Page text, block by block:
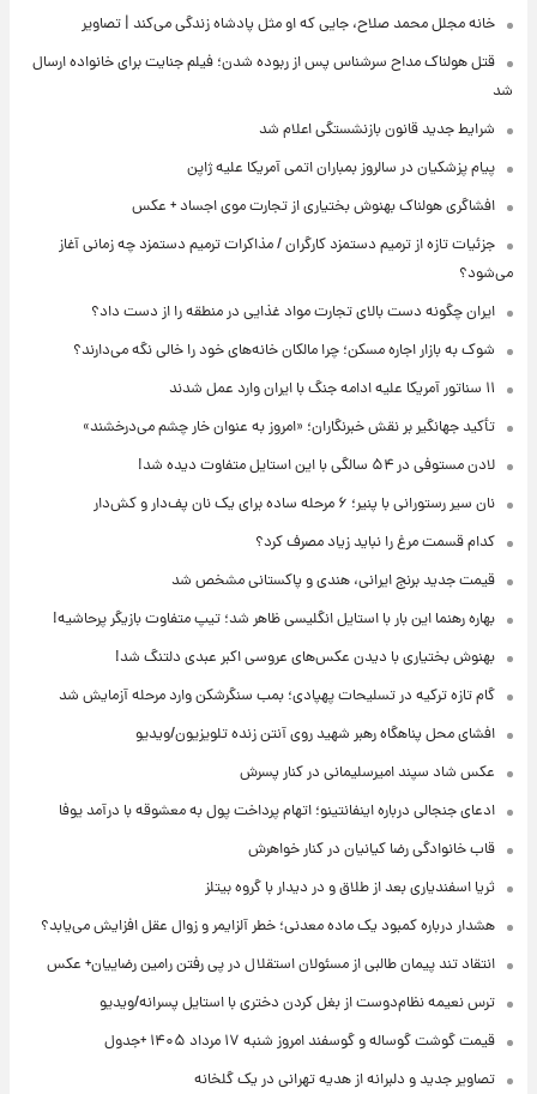
خانه مجلل محمد صلاح، جایی که او مثل پادشاه زندگی می‌کند | تصاویر
قتل هولناک مداح سرشناس پس از ربوده شدن؛ فیلم جنایت برای خانواده ارسال
شد
شرایط جدید قانون بازنشستگی اعلام شد
پیام پزشکیان در سالروز بمباران اتمی آمریکا علیه ژاپن
افشاگری هولناک بهنوش بختیاری از تجارت موی اجساد + عکس
جزئیات تازه از ترمیم دستمزد کارگران / مذاکرات ترمیم دستمزد چه زمانی آغاز
می‌شود؟
ایران چگونه دست بالای تجارت مواد غذایی در منطقه را از دست داد؟
شوک به بازار اجاره مسکن؛ چرا مالکان خانه‌های خود را خالی نگه می‌دارند؟
۱۱ سناتور آمریکا علیه ادامه جنگ با ایران وارد عمل شدند
تأکید جهانگیر بر نقش خبرنگاران؛ «امروز به عنوان خار چشم می‌درخشند»
لادن مستوفی در ۵۴ سالگی با این استایل متفاوت دیده شد!
نان سیر رستورانی با پنیر؛ ۶ مرحله ساده برای یک نان پف‌دار و کش‌دار
کدام قسمت مرغ را نباید زیاد مصرف کرد؟
قیمت جدید برنج ایرانی، هندی و پاکستانی مشخص شد
بهاره رهنما این بار با استایل انگلیسی ظاهر شد؛ تیپ متفاوت بازیگر پرحاشیه!
بهنوش بختیاری با دیدن عکس‌های عروسی اکبر عبدی دلتنگ شد!
گام تازه ترکیه در تسلیحات پهپادی؛ بمب سنگرشکن وارد مرحله آزمایش شد
افشای محل پناهگاه‌ رهبر شهید روی آنتن زنده تلویزیون/ویدیو
عکس شاد سپند امیرسلیمانی در کنار پسرش
ادعای جنجالی درباره اینفانتینو؛ اتهام پرداخت پول به معشوقه با درآمد یوفا
قاب خانوادگی رضا کیانیان در کنار خواهرش
ثریا اسفندیاری بعد از طلاق و در دیدار با گروه بیتلز
هشدار درباره کمبود یک ماده معدنی؛ خطر آلزایمر و زوال عقل افزایش می‌یابد؟
انتقاد تند پیمان طالبی از مسئولان استقلال در پی رفتن رامین رضاییان+ عکس
ترس نعیمه نظام‌دوست از بغل کردن دختری با استایل پسرانه/ویدیو
قیمت گوشت گوساله و گوسفند امروز شنبه ۱۷ مرداد ۱۴۰۵ +جدول
تصاویر جدید و دلبرانه از هدیه تهرانی در یک گلخانه